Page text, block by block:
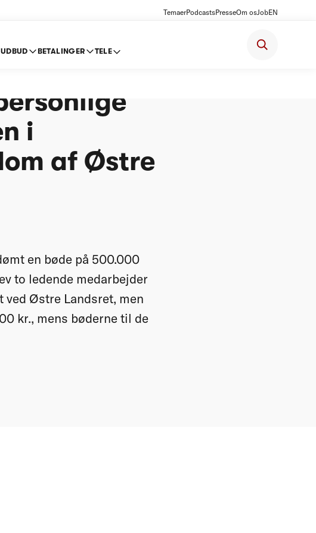
TemaerPodcastsPresseOm osJobEN
UDBUD BETALINGER TELE
i
af Østre
en bøde på 500.000
to ledende medarbejder
ved Østre Landsret, men
kr., mens bøderne til de